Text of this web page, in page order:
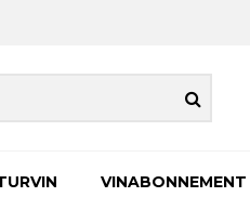
VINABONNEMENT